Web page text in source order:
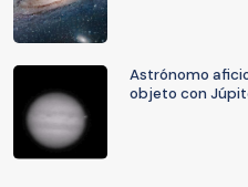
Astrónomo
objeto con